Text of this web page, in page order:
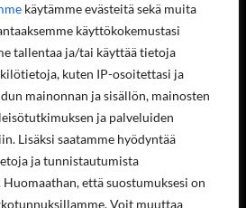
käytämme evästeitä sekä muita
käyttökokemustasi
tallentaa ja/tai käyttää tietoja
kuten IP-osoitettasi ja
mainonnan ja sisällön, mainosten
ja palveluiden
Lisäksi saatamme hyödyntää
ja tunnistautumista
että suostumuksesi on
Voit muuttaa
Projecta Oy
Tietoa meistä
Yhteystiedot
Työpaikat
Laskutustiedot
avaaminen
verkkokaupasta